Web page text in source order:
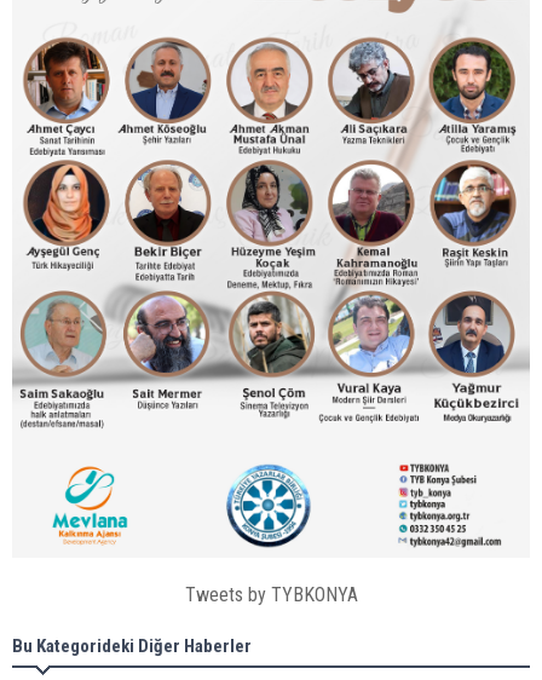
Tweets by TYBKONYA
Bu Kategorideki Diğer Haberler